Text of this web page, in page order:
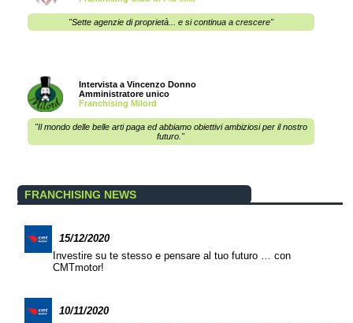
"Sette agenzie di proprietà... e si continua a crescere"
Intervista a Vincenzo Donno
Amministratore unico
Franchising Milord
"Il mondo delle belle arti paga ed abbiamo obiettivi ambiziosi per il nostro
futuro."
FRANCHISING NEWS
15/12/2020
Investire su te stesso e pensare al tuo futuro … con
CMTmotor!
10/11/2020